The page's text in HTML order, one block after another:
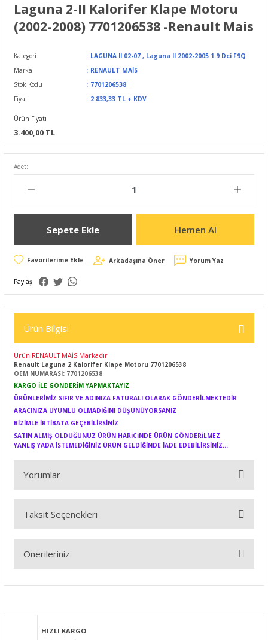
Laguna 2-II Kalorifer Klape Motoru
(2002-2008) 7701206538 -Renault Mais
Kategori LAGUNA II 02-07 , Laguna II 2002-2005 1.9 Dci F9Q
Marka
RENAULT MAİS
Stok Kodu
7701206538
Fiyat
2.833,33 TL + KDV
Ürün Fiyatı
3.400,00 TL
Adet:
Sepete Ekle Hemen Al
Arkadaşına Öner Yorum Yaz
Paylaş:
Ürün Bilgisi
Ürün RENAULT MAİS Markadır
Renault Laguna 2 Kalorifer Klape Motoru 7701206538
OEM NUMARASI: 7701206538
KARGO İLE GÖNDERİM YAPMAKTAYIZ
ÜRÜNLERİMİZ SIFIR VE ADINIZA FATURALI OLARAK GÖNDERİLMEKTEDİR
ARACINIZA UYUMLU OLMADIĞINI DÜŞÜNÜYORSANIZ
BİZİMLE İRTİBATA GEÇEBİLİRSİNİZ
SATIN ALMIŞ OLDUĞUNUZ ÜRÜN HARİCİNDE ÜRÜN GÖNDERİLMEZ
YANLIŞ YADA İSTEMEDİĞİNİZ ÜRÜN GELDİĞİNDE İADE EDEBİLİRSİNİZ...
Yorumlar
Bu ürüne ilk yorumu siz yapın!
Taksit Seçenekleri
Önerileriniz
Görüş ve önerileriniz için teşekkür ederiz.
HIZLI KARGO